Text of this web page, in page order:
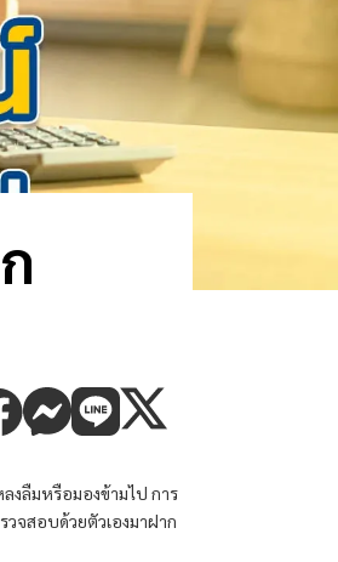
งลืมหรือมองข้ามไป การ
จสอบด้วยตัวเองมาฝาก